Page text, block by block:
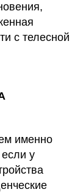
с телесной
именно
у